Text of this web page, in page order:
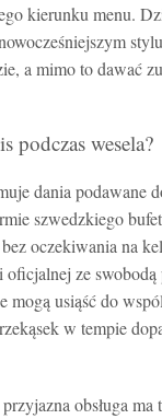
kierunku menu.
a mimo to dawać
podczas wesela?
dania podawane
szwedzkiego
oczekiwania na
oficjalnej ze
mogą usiąść do
w tempie
obsługa ma